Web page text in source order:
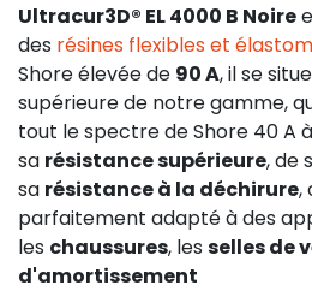
Ultracur3D® EL 4000 B Noire
des résines flexibles et
Shore élevée de 90 A, il se
supérieure de notre gamme,
tout le spectre de Shore 40 A
sa résistance supérieure, de
sa résistance à la déchirure,
parfaitement adapté à des
les chaussures, les selles de
d'amortissement